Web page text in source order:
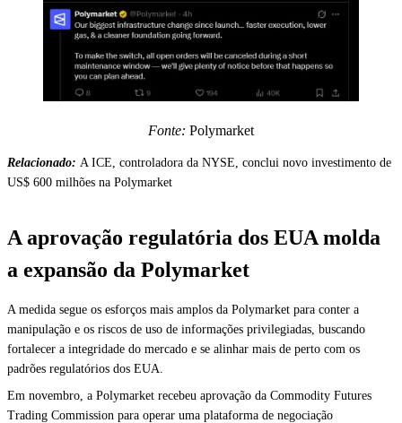
Fonte: Polymarket
Relacionado: A ICE, controladora da NYSE, conclui novo investimento de
US$ 600 milhões na Polymarket
A aprovação regulatória dos EUA molda
a expansão da Polymarket
A medida segue os esforços mais amplos da Polymarket para conter a
manipulação e os riscos de uso de informações privilegiadas, buscando
fortalecer a integridade do mercado e se alinhar mais de perto com os
padrões regulatórios dos EUA.
Em novembro, a Polymarket recebeu aprovação da Commodity Futures
Trading Commission para operar uma plataforma de negociação